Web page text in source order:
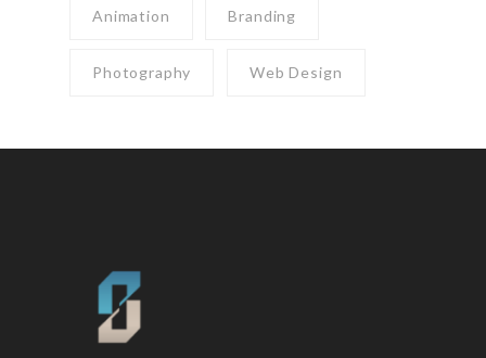
Animation Branding
Photography Web Design